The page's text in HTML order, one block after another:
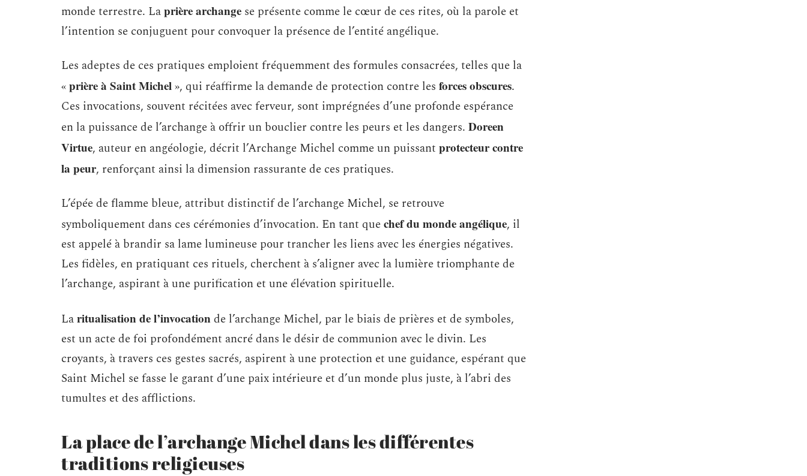
monde terrestre. Laprière archange se présente comme le cœur de ces rites, où la parole et
l’intention se conjuguent pour convoquer la présence de l’entité angélique.
Les adeptes de ces pratiques emploient fréquemment des formules consacrées, telles que la
«prière à Saint Michel», qui réaffirme la demande de protection contre les forces obscures.
Ces invocations, souvent récitées avec ferveur, sont imprégnées d’une profonde espérance
en la puissance de l’archange à offrir un bouclier contre les peurs et les dangers. Doreen
Virtue, auteur en angéologie, décrit l’Archange Michel comme un puissant protecteur contre
la peur, renforçant ainsi la dimension rassurante de ces pratiques.
L’épée de flamme bleue, attribut distinctif de l’archange Michel, se retrouve
symboliquement dans ces cérémonies d’invocation. En tant quechef du monde angélique, il
est appelé à brandir sa lame lumineuse pour trancher les liens avec les énergies négatives.
Les fidèles, en pratiquant ces rituels, cherchent à s’aligner avec la lumière triomphante de
l’archange, aspirant à une purification et une élévation spirituelle.
Laritualisation de l’invocationde l’archange Michel, par le biais de prières et de symboles,
est un acte de foi profondément ancré dans le désir de communion avec le divin. Les
croyants, à travers ces gestes sacrés, aspirent à une protection et une guidance, espérant que
Saint Michel se fasse le garant d’une paix intérieure et d’un monde plus juste, à l’abri des
tumultes et des afflictions.
La place de l’archange Michel dans les différentes
traditions religieuses